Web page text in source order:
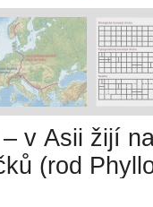
v Asii žijí
(rod